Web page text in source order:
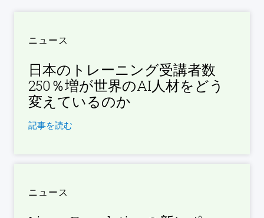
ニュース
日本のトレーニング受講者数
250％増が世界のAI人材をどう
変えているのか
記事を読む
ニュース